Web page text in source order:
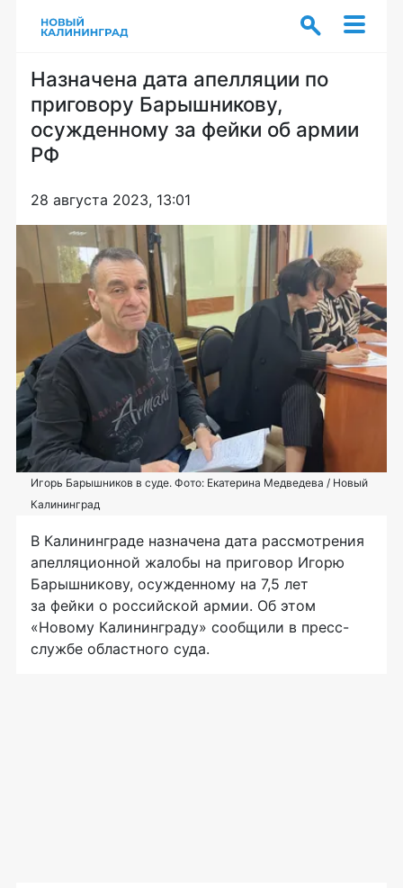
Назначена дата апелляции по
приговору Барышникову,
осужденному за фейки об армии
РФ
28 августа 2023, 13:01
Игорь Барышников в суде. Фото: Екатерина Медведева / Новый
Калининград
В Калининграде назначена дата рассмотрения
апелляционной жалобы на приговор Игорю
Барышникову, осужденному на 7,5 лет
за фейки о российской армии. Об этом
«Новому Калининграду» сообщили в пресс-
службе областного суда.